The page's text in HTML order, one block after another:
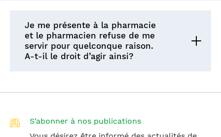
Je me présente à la pharmacie
et le pharmacien refuse de me
servir pour quelconque raison.
A-t-il le droit d’agir ainsi?
S’abonner à nos publications